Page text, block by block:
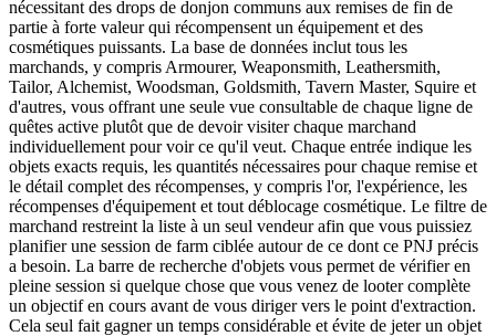
nécessitant des drops de donjon communs aux remises de fin de
partie à forte valeur qui récompensent un équipement et des
cosmétiques puissants. La base de données inclut tous les
marchands, y compris Armourer, Weaponsmith, Leathersmith,
Tailor, Alchemist, Woodsman, Goldsmith, Tavern Master, Squire et
d'autres, vous offrant une seule vue consultable de chaque ligne de
quêtes active plutôt que de devoir visiter chaque marchand
individuellement pour voir ce qu'il veut. Chaque entrée indique les
objets exacts requis, les quantités nécessaires pour chaque remise et
le détail complet des récompenses, y compris l'or, l'expérience, les
récompenses d'équipement et tout déblocage cosmétique. Le filtre de
marchand restreint la liste à un seul vendeur afin que vous puissiez
planifier une session de farm ciblée autour de ce dont ce PNJ précis
a besoin. La barre de recherche d'objets vous permet de vérifier en
pleine session si quelque chose que vous venez de looter complète
un objectif en cours avant de vous diriger vers le point d'extraction.
Cela seul fait gagner un temps considérable et évite de jeter un objet